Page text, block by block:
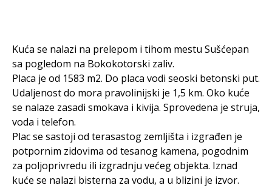
Kuća se nalazi na prelepom i tihom mestu Sušćepan
sa pogledom na Bokokotorski zaliv.
Placa je od 1583 m2. Do placa vodi seoski betonski put.
Udaljenost do mora pravolinijski je 1,5 km. Oko kuće
se nalaze zasadi smokava i kivija. Sprovedena je struja,
voda i telefon.
Plac se sastoji od terasastog zemljišta i izgrađen je
potpornim zidovima od tesanog kamena, pogodnim
za poljoprivredu ili izgradnju većeg objekta. Iznad
kuće se nalazi bisterna za vodu, a u blizini je izvor.